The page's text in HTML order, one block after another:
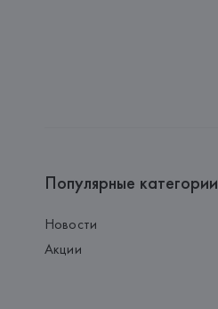
Популярные категории
Новости
Акции